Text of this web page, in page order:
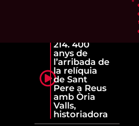
214. 400
anys de
l’arribada de
la relíquia
de Sant
Pere a Reus
amb Òria
Valls,
historiadora